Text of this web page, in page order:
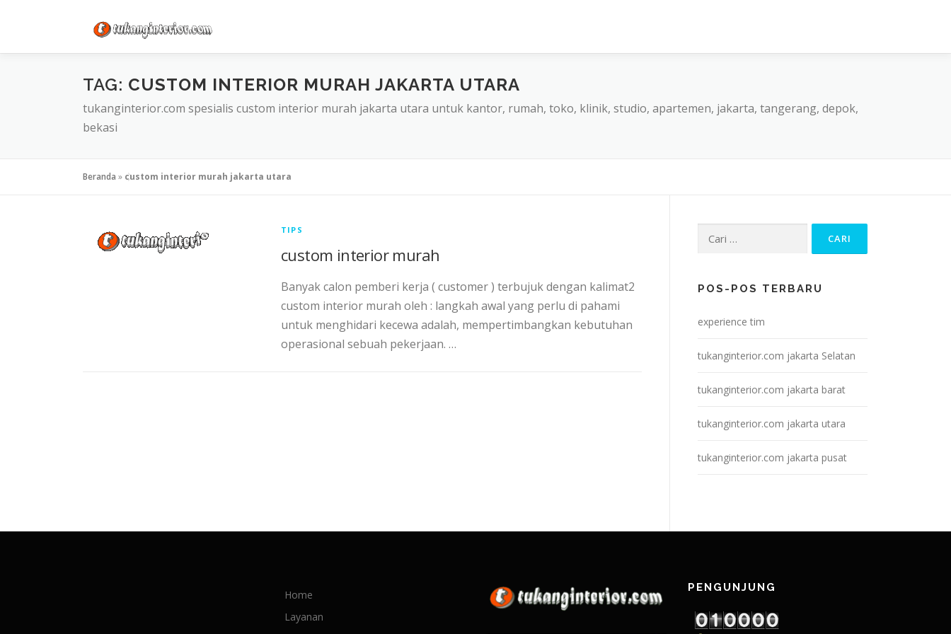
TAG: CUSTOM INTERIOR MURAH JAKARTA UTARA
tukanginterior.com spesialis custom interior murah jakarta utara untuk kantor, rumah, toko, klinik, studio, apartemen, jakarta, tangerang, depok,
bekasi
Beranda » custom interior murah jakarta utara
TIPS
custom interior murah
Banyak calon pemberi kerja ( customer ) terbujuk dengan kalimat2
custom interior murah oleh : langkah awal yang perlu di pahami
untuk menghidari kecewa adalah, mempertimbangkan kebutuhan
operasional sebuah pekerjaan. …
Cari
POS-POS TERBARU
experience tim
tukanginterior.com jakarta Selatan
tukanginterior.com jakarta barat
tukanginterior.com jakarta utara
tukanginterior.com jakarta pusat
Home
Layanan
PENGUNJUNG